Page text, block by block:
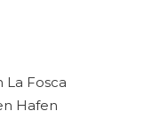
La Fosca
Hafen